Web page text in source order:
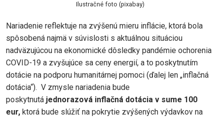
Ilustračné foto (pixabay)
Nariadenie reflektuje na zvýšenú mieru inflácie, ktorá bola
spôsobená najmä v súvislosti s aktuálnou situáciou
nadväzujúcou na ekonomické dôsledky pandémie ochorenia
COVID-19 a zvyšujúce sa ceny energií, a to poskytnutím
dotácie na podporu humanitárnej pomoci (ďalej len „inflačná
dotácia“). V zmysle nariadenia bude
poskytnutá jednorazová inflačná dotácia v sume 100
eur, ktorá bude slúžiť na pokrytie zvýšených výdavkov na